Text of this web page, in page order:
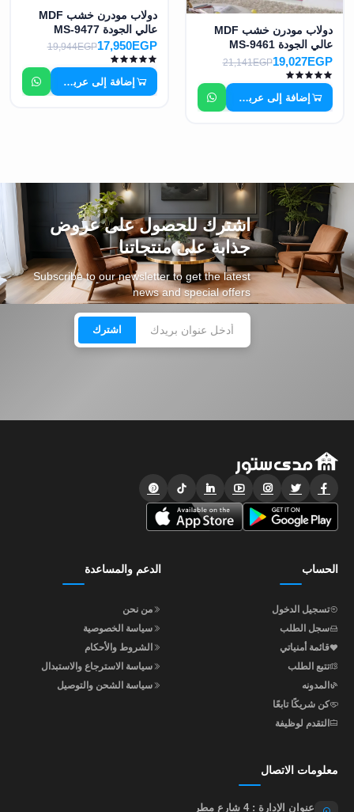
دولاب مودرن خشب MDF
عالي الجودة MS-9461
19,027EGP
21,141EGP
إضافة إلى عربة التسوق
دولاب مودرن خشب MDF
عالي الجودة MS-9477
17,950EGP
19,944EGP
إضافة إلى عربة التسوق
اشترك للحصول على عروض
جذابة على منتجاتنا
Subscribe to our newsletter to get the latest
news and special offers
اشترك
الحساب
تسجيل الدخول
سجل الطلب
قائمة أمنياتي
تتبع الطلب
المدونه
كن شريكًا تابعًا
التقدم لوظيفة
الدعم والمساعدة
من نحن
سياسة الخصوصية
الشروط والأحكام
سياسة الاسترجاع والاستبدال
سياسة الشحن والتوصيل
معلومات الاتصال
عنوان الإدارة : 4 شارع مطر